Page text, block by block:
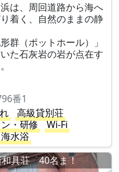
は、周回道路から海へ
着く、自然のままの静
群（ポットホール）」
た石灰岩の岩が点在す
番1
高級貸別荘
・研修
Wi-Fi
水浴
和具荘 40名ま！